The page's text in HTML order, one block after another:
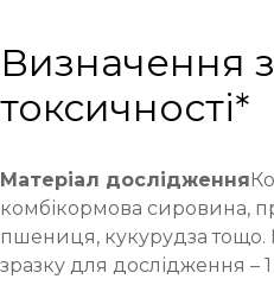
Визначення
токсичності*
Матеріал дослідження
комбікормова сировина,
пшениця, кукурудза тощо.
зразку для дослідження – 1